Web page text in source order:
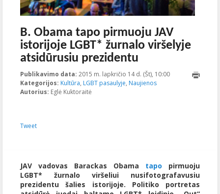
B. Obama tapo pirmuoju JAV
istorijoje LGBT* žurnalo viršelyje
atsidūrusiu prezidentu
Publikavimo data: 2015 m. lapkričio 14 d. (Št), 10:00 2023-10-
Kategorijos: Kultūra, LGBT pasaulyje, Naujienos
Autorius: Eglė Kuktoraitė
Tweet
JAV vadovas Barackas Obama tapo pirmuoju
LGBT* žurnalo viršeliui nusifotografavusiu
prezidentu šalies istorijoje. Politiko portretas